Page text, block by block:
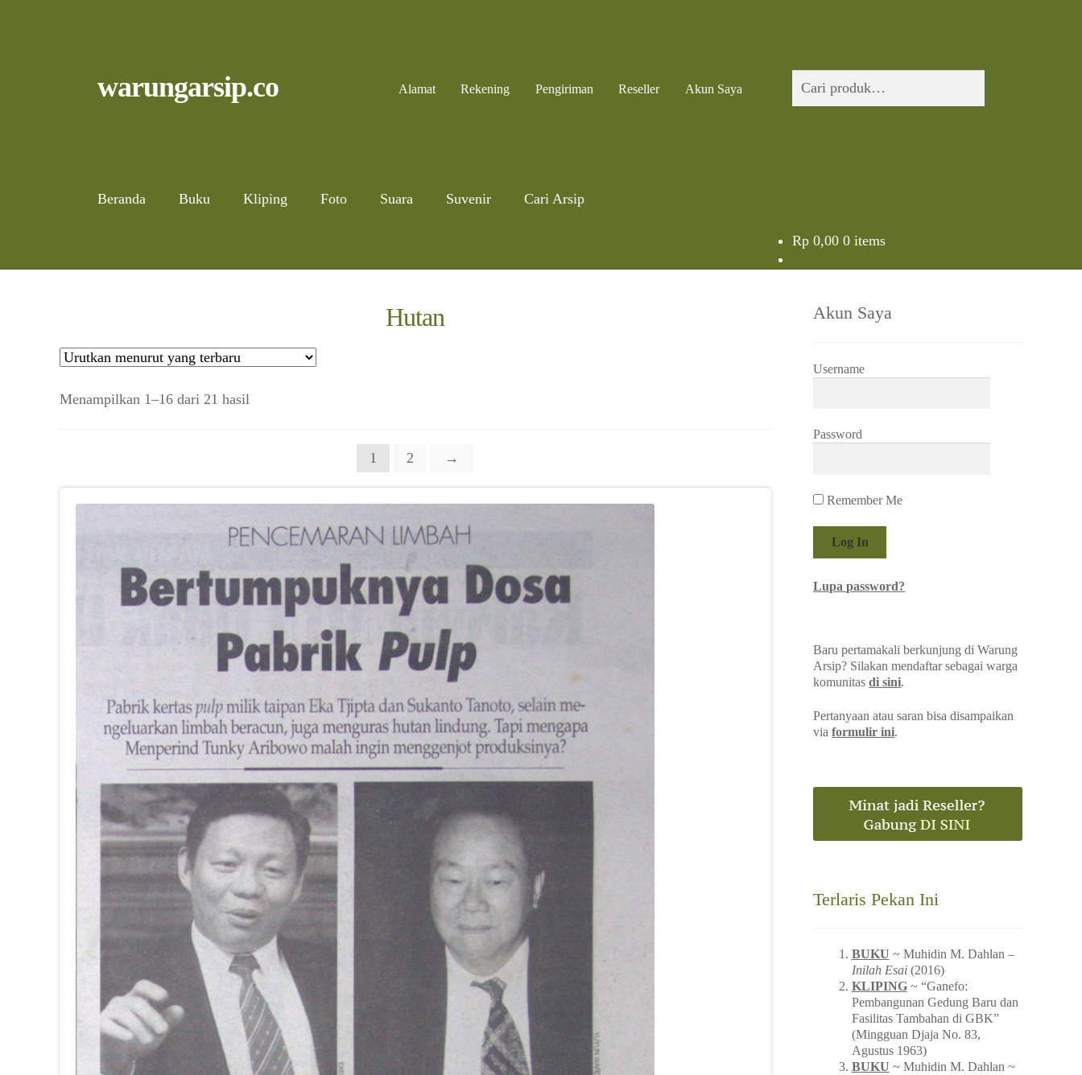
to
to
warungarsip.co Alamat Rekening Pengiriman Reseller Akun Saya
untuk:
Beranda Buku Kliping Foto Suara Suvenir Cari Arsip
Rp0,00 0 items
Hutan
Menampilkan 1–16 dari 21 hasilDiurutkan
1 2 →
Akun Saya
Username
Password
Remember Me
Lupa password?
Baru pertamakali berkunjung di Warung
Arsip? Silakan mendaftar sebagai warga
komunitasdi sini.
Pertanyaan atau saran bisa disampaikan
viaformulir ini.
Terlaris Pekan Ini
BUKU ~ Muhidin M. Dahlan –
Inilah Esai(2016)
KLIPING~ “Ganefo:
Pembangunan Gedung Baru dan
Fasilitas Tambahan di GBK”
(Mingguan Djaja No. 83,
Agustus 1963)
BUKU ~ Muhidin M. Dahlan ~